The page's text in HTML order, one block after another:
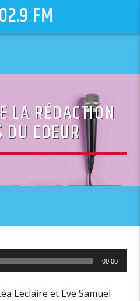
FM
LA RÉDACTION
COEUR
00:00
Leclaire et Eve Samuel